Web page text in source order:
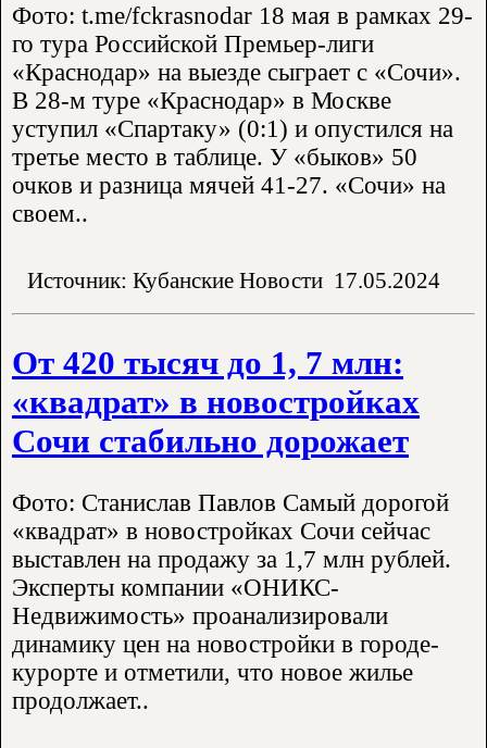
Фото: t.me/fckrasnodar 18 мая в рамках 29-
го тура Российской Премьер-лиги
«Краснодар» на выезде сыграет с «Сочи».
В 28-м туре «Краснодар» в Москве
уступил «Спартаку» (0:1) и опустился на
третье место в таблице. У «быков» 50
очков и разница мячей 41-27. «Сочи» на
своем..
Источник: Кубанские Новости 17.05.2024
От 420 тысяч до 1, 7 млн:
«квадрат» в новостройках
Сочи стабильно дорожает
Фото: Станислав Павлов Самый дорогой
«квадрат» в новостройках Сочи сейчас
выставлен на продажу за 1,7 млн рублей.
Эксперты компании «ОНИКС-
Недвижимость» проанализировали
динамику цен на новостройки в городе-
курорте и отметили, что новое жилье
продолжает..